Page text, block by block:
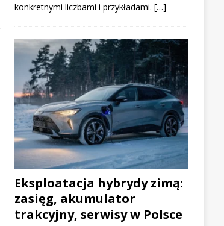
konkretnymi liczbami i przykładami. […]
Eksploatacja hybrydy zimą:
zasięg, akumulator
trakcyjny, serwisy w Polsce